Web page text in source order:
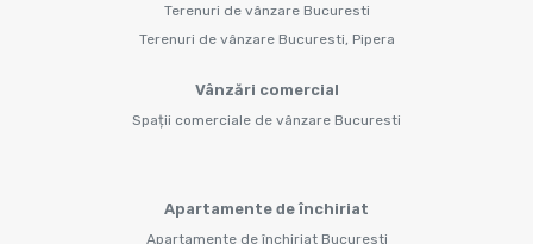
Terenuri de vânzare Bucuresti
Terenuri de vânzare Bucuresti, Pipera
Vânzări comercial
Spații comerciale de vânzare Bucuresti
Apartamente de închiriat
Apartamente de închiriat Bucuresti